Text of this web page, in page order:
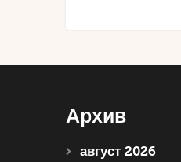
Архив
август 2026